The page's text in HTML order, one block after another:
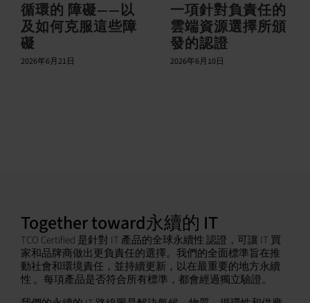
循環的 障礙——以
及如何克服這些障
礙
2026年6月21日
一項針對負責任的
雲端資源選擇所頒
發的認證
2026年6月10日
Together toward永續的 IT
TCO Certified 是針對 IT 產品的全球永續性 認證，可讓 IT 買
家和品牌商做出更負責任的選擇。我們的全面標準旨在推
動社會和環境責任，並持續更新，以在最重要的地方永續
性 。每項產品是否符合所有標準，都會經過獨立驗證。